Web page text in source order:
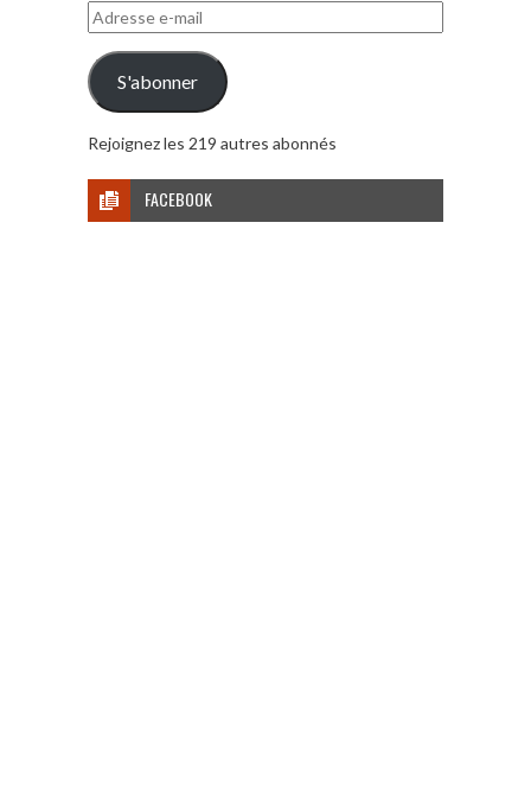
Adresse
e-
mail
S'abonner
Rejoignez les 219 autres abonnés
FACEBOOK